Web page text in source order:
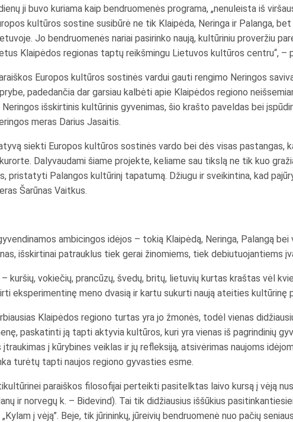
ji buvo kuriama kaip bendruomenės programa, „nenuleista iš
kultūros sostine susibūrė ne tik Klaipėda, Neringa ir Palanga,
Jo bendruomenės nariai pasirinko naują, kultūriniu proveržiu
Klaipėdos regionas taptų reikšmingu Lietuvos kultūros centru“, –
Europos kultūros sostinės vardui gauti rengimo Neringos
padedančia dar garsiau kalbėti apie Klaipėdos regiono
išskirtinis kultūrinis gyvenimas, šio krašto paveldas bei
meras Darius Jasaitis.
siekti Europos kultūros sostinės vardo bei dės visas pastangas,
Dalyvaudami šiame projekte, keliame sau tikslą ne tik kuo
pristatyti Palangos kultūrinį tapatumą. Džiugu ir sveikintina, kad
Šarūnas Vaitkus.
ambicingos idėjos – tokią Klaipėdą, Neringa, Palangą
išskirtinai patrauklus tiek gerai žinomiems, tiek debiutuojantiems
kuršių, vokiečių, prancūzų, švedų, britų, lietuvių kurtas kraštas vėl
eksperimentinę meno dvasią ir kartu sukurti naują ateities kultūrinę
Klaipėdos regiono turtas yra jo žmonės, todėl vienas
paskatinti ją tapti aktyvia kultūros, kuri yra vienas iš pagrindinių
į kūrybines veiklas ir jų refleksiją, atsivėrimas naujoms
turėtų tapti naujos regiono gyvasties esme.
paraiškos filosofijai perteikti pasitelktas laivo kursą į vėją
ir norvegų k. – Bidevind). Tai tik didžiausius iššūkius
į vėją”. Beje, tik jūrininkų, jūreivių bendruomenė nuo pačių